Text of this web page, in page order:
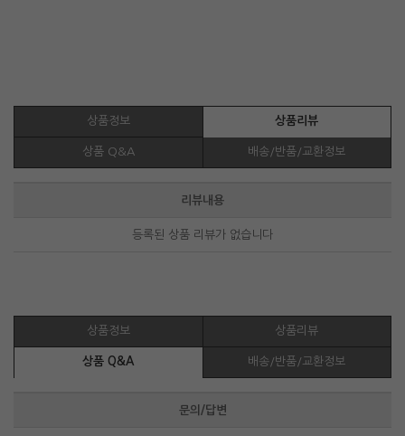
상품정보 상품리뷰
상품 Q&A 배송/반품/교환정보
리뷰내용
등록된 상품 리뷰가 없습니다
상품정보 상품리뷰
상품 Q&A 배송/반품/교환정보
문의/답변